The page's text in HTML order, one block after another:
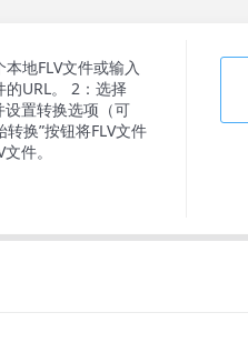
地FLV文件或输入
的URL。 2：选择
设置转换选项（可
换”按钮将FLV文件
件。